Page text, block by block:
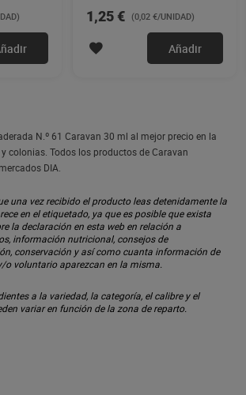
1,25 € (0,02 €/UNIDAD)
Añadir
N.º 61 Caravan 30 ml al mejor precio en la
colonias. Todos los productos de Caravan
DIA.
una vez recibido el producto leas detenidamente la
en el etiquetado, ya que es posible que exista
la declaración en esta web en relación a
información nutricional, consejos de
conservación y así como cuanta información de
o voluntario aparezcan en la misma.
a la variedad, la categoría, el calibre y el
variar en función de la zona de reparto.